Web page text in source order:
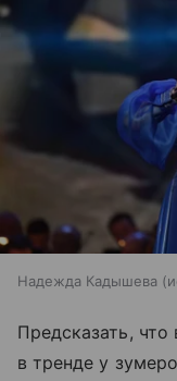
Надежда Кадышева
Предсказать,
в тренде у